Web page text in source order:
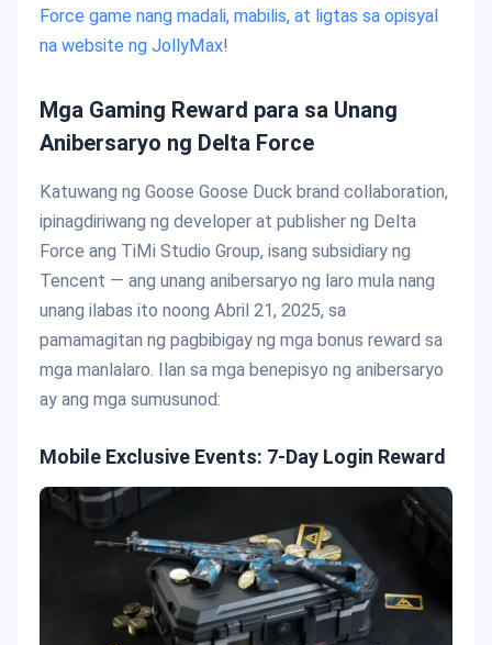
Force game nang madali, mabilis, at ligtas sa opisyal
na website ng JollyMax!
Mga Gaming Reward para sa Unang
Anibersaryo ng Delta Force
Katuwang ng Goose Goose Duck brand collaboration,
ipinagdiriwang ng developer at publisher ng Delta
Force ang TiMi Studio Group, isang subsidiary ng
Tencent — ang unang anibersaryo ng laro mula nang
unang ilabas ito noong Abril 21, 2025, sa
pamamagitan ng pagbibigay ng mga bonus reward sa
mga manlalaro. Ilan sa mga benepisyo ng anibersaryo
ay ang mga sumusunod:
Mobile Exclusive Events: 7-Day Login Reward